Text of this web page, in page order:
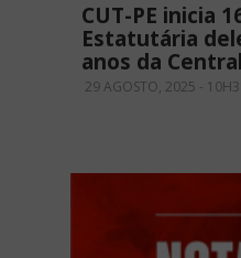
CUT-PE inicia
Estatutária
anos da Central
29 AGOSTO, 2025 -